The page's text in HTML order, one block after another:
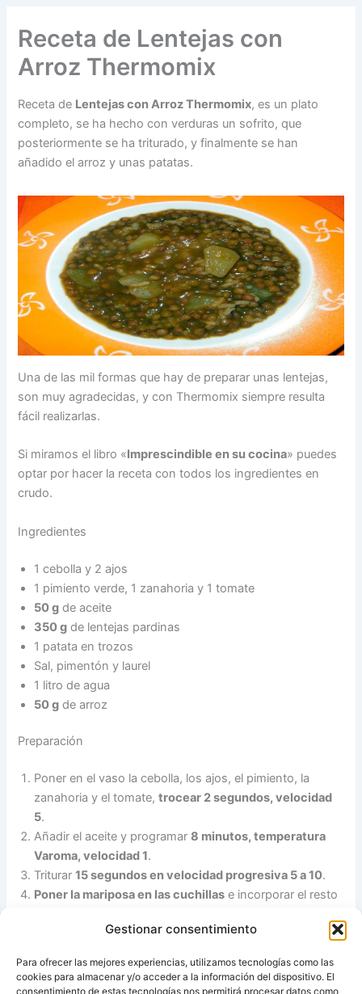
Gestionar consentimiento
Para ofrecer las mejores experiencias, utilizamos tecnologías como las
cookies para almacenar y/o acceder a la información del dispositivo. El
consentimiento de estas tecnologías nos permitirá procesar datos como
Receta de Lentejas con
Arroz Thermomix
Receta de Lentejas con Arroz Thermomix, es un plato
completo, se ha hecho con verduras un sofrito, que
posteriormente se ha triturado, y finalmente se han
añadido el arroz y unas patatas.
Una de las mil formas que hay de preparar unas lentejas,
son muy agradecidas, y con Thermomix siempre resulta
fácil realizarlas.
Si miramos el libro «Imprescindible en su cocina» puedes
optar por hacer la receta con todos los ingredientes en
crudo.
Ingredientes
1 cebolla y 2 ajos
1 pimiento verde, 1 zanahoria y 1 tomate
50 g de aceite
350 g de lentejas pardinas
1 patata en trozos
Sal, pimentón y laurel
1 litro de agua
50 g de arroz
Preparación
Poner en el vaso la cebolla, los ajos, el pimiento, la
zanahoria y el tomate,trocear 2 segundos, velocidad
5.
Añadir el aceite y programar8 minutos, temperatura
Varoma, velocidad 1.
Triturar15 segundos en velocidad progresiva 5 a 10.
Poner la mariposa en las cuchillas e incorporar el resto
minutos, 100º, giro a la izquierda, velocidad cuchara .
izquierda, velocidad cuchara .